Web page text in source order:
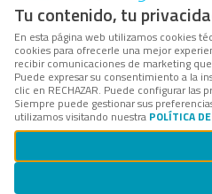
Tu contenido, tu
En esta página web utilizamos cookies
cookies para ofrecerle una mejor
recibir comunicaciones de marketing
Puede expresar su consentimiento a la
clic en RECHAZAR. Puede configurar las
Siempre puede gestionar sus
utilizamos visitando nuestra POLÍTICA